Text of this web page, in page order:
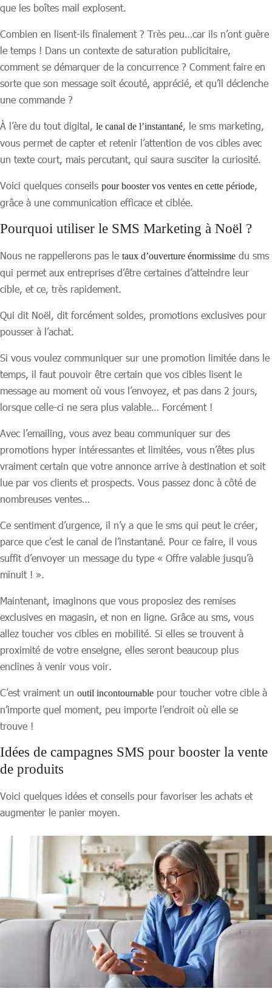
que les boîtes mail explosent.
Combien en lisent-ils finalement ? Très peu…car ils n’ont guère
le temps ! Dans un contexte de saturation publicitaire,
comment se démarquer de la concurrence ? Comment faire en
sorte que son message soit écouté, apprécié, et qu’il déclenche
une commande ?
À l’ère du tout digital, le canal de l’instantané, le sms marketing,
vous permet de capter et retenir l’attention de vos cibles avec
un texte court, mais percutant, qui saura susciter la curiosité.
Voici quelques conseils pour booster vos ventes en cette période,
grâce à une communication efficace et ciblée.
Pourquoi utiliser le SMS Marketing à Noël ?
Nous ne rappellerons pas le taux d’ouverture énormissime du sms
qui permet aux entreprises d’être certaines d’atteindre leur
cible, et ce, très rapidement.
Qui dit Noël, dit forcément soldes, promotions exclusives pour
pousser à l’achat.
Si vous voulez communiquer sur une promotion limitée dans le
temps, il faut pouvoir être certain que vos cibles lisent le
message au moment où vous l’envoyez, et pas dans 2 jours,
lorsque celle-ci ne sera plus valable… Forcément !
Avec l’emailing, vous avez beau communiquer sur des
promotions hyper intéressantes et limitées, vous n’êtes plus
vraiment certain que votre annonce arrive à destination et soit
lue par vos clients et prospects. Vous passez donc à côté de
nombreuses ventes…
Ce sentiment d’urgence, il n’y a que le sms qui peut le créer,
parce que c’est le canal de l’instantané. Pour ce faire, il vous
suffit d’envoyer un message du type « Offre valable jusqu’à
minuit ! ».
Maintenant, imaginons que vous proposiez des remises
exclusives en magasin, et non en ligne. Grâce au sms, vous
allez toucher vos cibles en mobilité. Si elles se trouvent à
proximité de votre enseigne, elles seront beaucoup plus
enclines à venir vous voir.
C’est vraiment un outil incontournable pour toucher votre cible à
n’importe quel moment, peu importe l’endroit où elle se
trouve !
Idées de campagnes SMS pour booster la vente
de produits
Voici quelques idées et conseils pour favoriser les achats et
augmenter le panier moyen.